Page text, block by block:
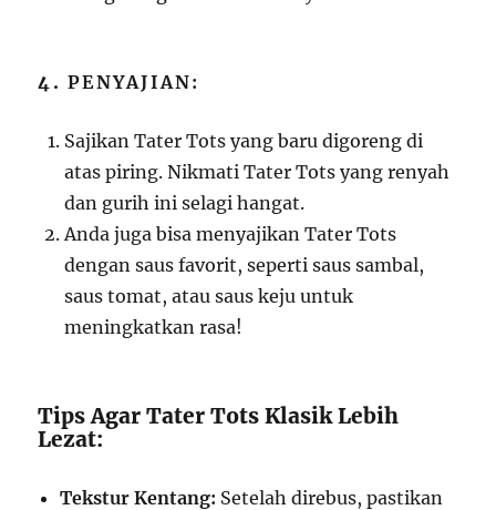
4.PENYAJIAN:
Sajikan Tater Tots yang baru digoreng di
atas piring. Nikmati Tater Tots yang renyah
dan gurih ini selagi hangat.
Anda juga bisa menyajikan Tater Tots
dengan saus favorit, seperti saus sambal,
saus tomat, atau saus keju untuk
meningkatkan rasa!
Tips Agar Tater Tots Klasik Lebih
Lezat:
Tekstur Kentang: Setelah direbus, pastikan